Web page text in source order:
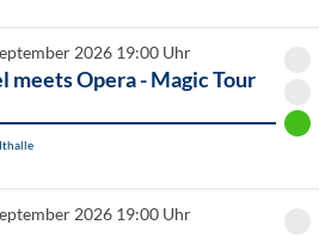
2026 19:00 Uhr
meets Opera - Magic Tour
2026 19:00 Uhr